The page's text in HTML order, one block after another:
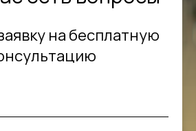
на бесплатную